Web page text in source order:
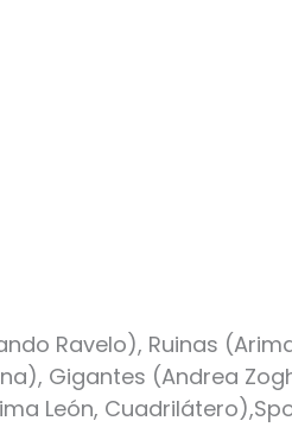
Ravelo), Ruinas
Gigantes (Andrea
León,